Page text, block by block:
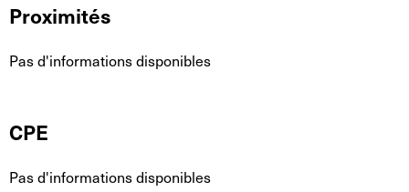
Proximités
Pas d'informations disponibles
CPE
Pas d'informations disponibles